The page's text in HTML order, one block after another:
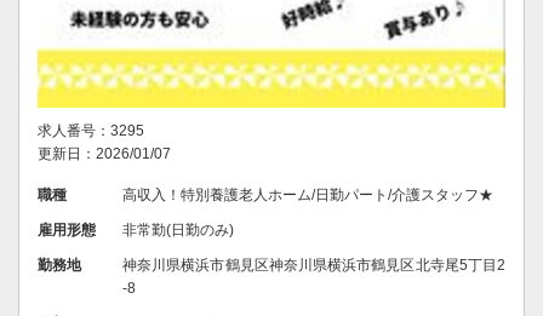
求人番号：3295
更新日：2026/01/07
職種 高収入！特別養護老人ホーム/日勤パート/介護スタッフ★
雇用形態 非常勤(日勤のみ)
勤務地
神奈川県横浜市鶴見区神奈川県横浜市鶴見区北寺尾5丁目2
-8